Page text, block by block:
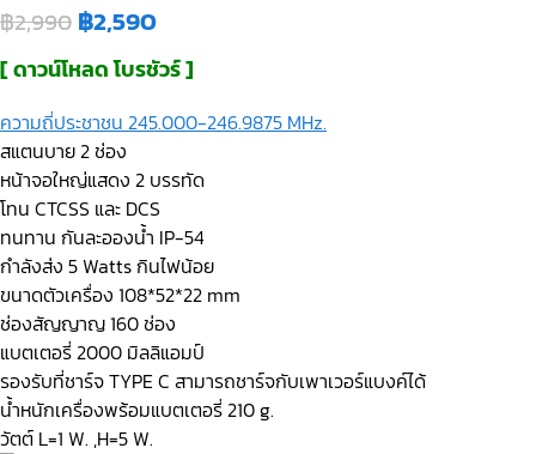
฿2,990 ฿2,590
[ ดาวน์โหลด โบรชัวร์ ]
ความถี่ประชาชน 245.000-246.9875 MHz.
สแตนบาย 2 ช่อง
หน้าจอใหญ่แสดง 2 บรรทัด
โทน CTCSS และ DCS
ทนทาน กันละอองน้ำ IP-54
กำลังส่ง 5 Watts กินไฟน้อย
ขนาดตัวเครื่อง 108*52*22 mm
ช่องสัญญาญ 160 ช่อง
แบตเตอรี่ 2000 มิลลิแอมป์
รองรับที่ชาร์จ TYPE C สามารถชาร์จกับเพาเวอร์แบงค์ได้
น้ำหนักเครื่องพร้อมแบตเตอรี่ 210 g.
วัตต์ L=1 W. ,H=5 W.